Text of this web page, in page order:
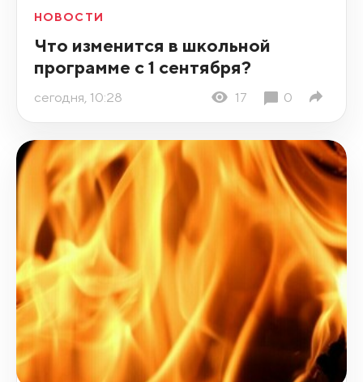
НОВОСТИ
Что изменится в школьной
программе с 1 сентября?
сегодня, 10:28 17 0